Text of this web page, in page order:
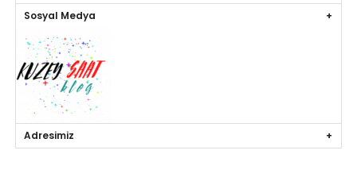
Sosyal Medya
Adresimiz